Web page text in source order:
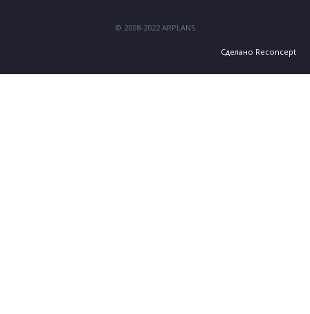
© 2008-2022 ARPLANS
Сделано Reconcept